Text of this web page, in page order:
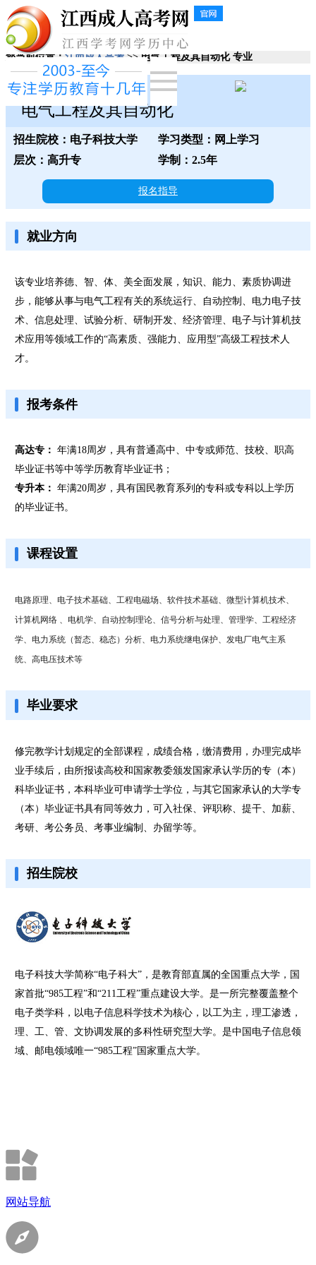
您当前位置： 江西成人高考 >> 电气工程及其自动化 专业
电子科技大学
电气工程及其自动化
招生院校：电子科技大学
学习类型：网上学习
层次：高升专
学制：2.5年
报名指导
就业方向
该专业培养德、智、体、美全面发展，知识、能力、素质协调进
步，能够从事与电气工程有关的系统运行、自动控制、电力电子技
术、信息处理、试验分析、研制开发、经济管理、电子与计算机技
术应用等领域工作的“高素质、强能力、应用型”高级工程技术人
才。
报考条件
高达专： 年满18周岁，具有普通高中、中专或师范、技校、职高
毕业证书等中等学历教育毕业证书；
专升本： 年满20周岁，具有国民教育系列的专科或专科以上学历
的毕业证书。
课程设置
电路原理、电子技术基础、工程电磁场、软件技术基础、微型计算机技术、
计算机网络 、电机学、自动控制理论、信号分析与处理、管理学、工程经济
学、电力系统（暂态、稳态）分析、电力系统继电保护、发电厂电气主系
统、高电压技术等
毕业要求
修完教学计划规定的全部课程，成绩合格，缴清费用，办理完成毕
业手续后，由所报读高校和国家教委颁发国家承认学历的专（本）
科毕业证书，本科毕业可申请学士学位，与其它国家承认的大学专
（本）毕业证书具有同等效力，可入社保、评职称、提干、加薪、
考研、考公务员、考事业编制、办留学等。
招生院校
电子科技大学简称“电子科大”，是教育部直属的全国重点大学，国
家首批“985工程”和“211工程”重点建设大学。是一所完整覆盖整个
电子类学科，以电子信息科学技术为核心，以工为主，理工渗透，
理、工、管、文协调发展的多科性研究型大学。是中国电子信息领
域、邮电领域唯一“985工程”国家重点大学。
网站导航